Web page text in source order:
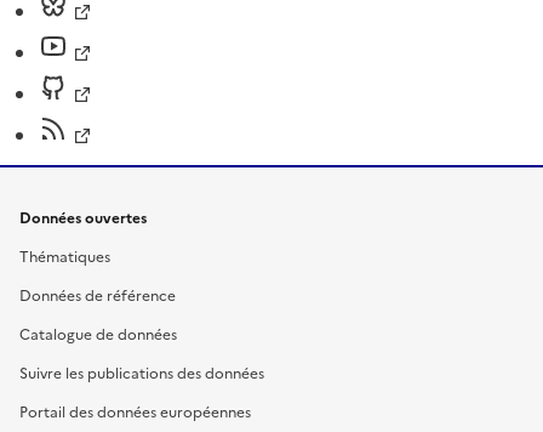
Données ouvertes
Thématiques
Données de référence
Catalogue de données
Suivre les publications des données
Portail des données européennes